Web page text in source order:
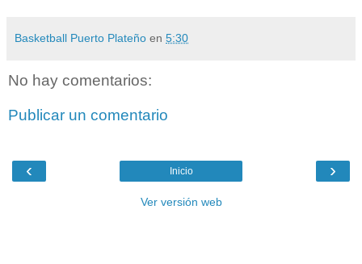
Basketball Puerto Plateño en 5:30
No hay comentarios:
Publicar un comentario
‹ ›
Inicio
Ver versión web